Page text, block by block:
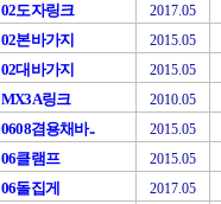
02도자링크 2017.05
02본바가지 2015.05
02대바가지 2015.05
MX3A링크 2010.05
0608겸용채바.. 2015.05
06클램프 2015.05
06돌집게 2017.05